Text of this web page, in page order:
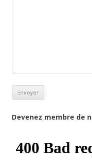
Devenez membre de